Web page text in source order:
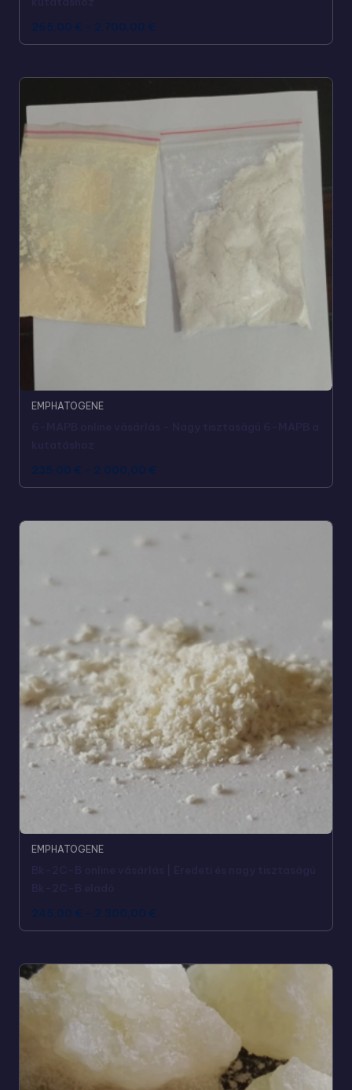
265,00 € - 2.700,00 €
EMPHATOGENE
235,00 € - 2.000,00 €
EMPHATOGENE
245,00 € - 2.300,00 €